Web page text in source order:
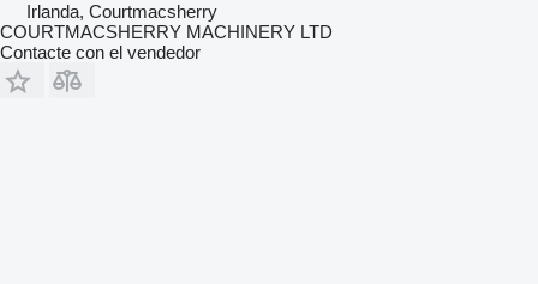
Irlanda, Courtmacsherry
COURTMACSHERRY MACHINERY LTD
Contacte con el vendedor